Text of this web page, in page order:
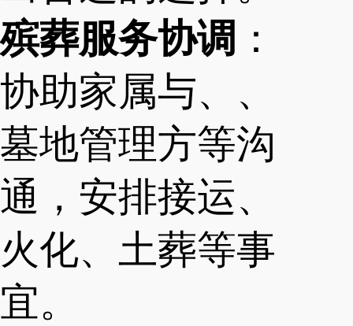
殡葬服务协调 ：
协助家属与、、
墓地管理方等沟
通，安排接运、
火化、土葬等事
宜。